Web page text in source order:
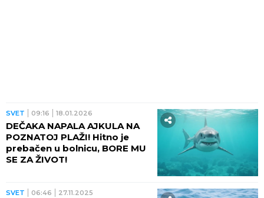
SVET 09:16 18.01.2026
DEČAKA NAPALA AJKULA NA
POZNATOJ PLAŽI! Hitno je
prebačen u bolnicu, BORE MU
SE ZA ŽIVOT!
SVET 06:46 27.11.2025